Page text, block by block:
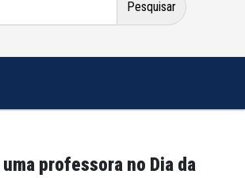
professora no Dia da